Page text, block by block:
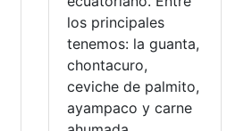
los principales
tenemos: la guanta,
chontacuro,
ceviche de palmito,
ayampaco y carne